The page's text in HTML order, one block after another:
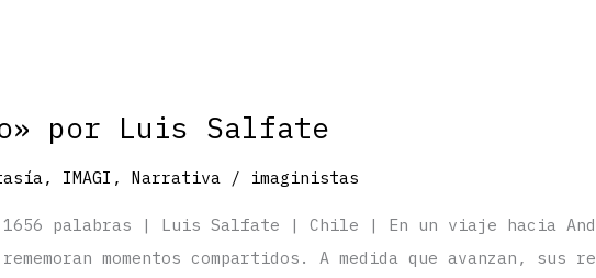
por Luis Salfate
, IMAGI ,Narrativa / imaginistas
palabras | Luis Salfate | Chile | En un viaje hacia
momentos compartidos. A medida que avanzan, sus